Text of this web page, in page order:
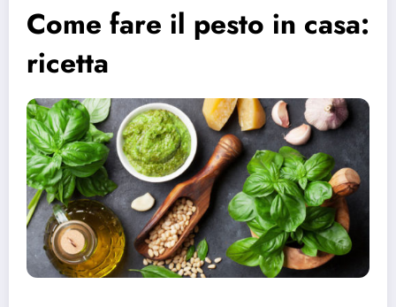
Come fare il pesto in casa:
ricetta